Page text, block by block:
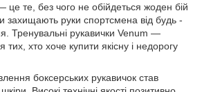
це те, без чого не обійдеться жоден бій
захищають руки спортсмена від будь -
Тренувальні рукавички Venum —
тих, хто хоче купити якісну і недорогу
боксерських рукавичок став